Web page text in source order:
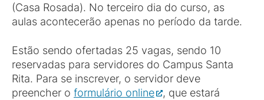
(Casa Rosada). No terceiro dia do curso, as
aulas acontecerão apenas no período da tarde.
Estão sendo ofertadas 25 vagas, sendo 10
reservadas para servidores do Campus Santa
Rita. Para se inscrever, o servidor deve
preencher o formulário online
, que estará